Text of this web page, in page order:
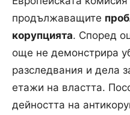
продължаващите
корупцията. Според
още не демонстрира
разследвания и дела
етажи на властта.
дейността на